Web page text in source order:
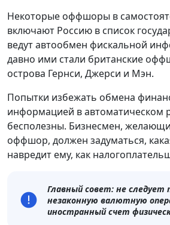
Некоторые оффшоры в
включают Россию в список
ведут автообмен фискальной
давно ими стали британские
острова Гернси, Джерси и Мэн.
Попытки избежать обмена
информацией в автоматическом
бесполезны. Бизнесмен,
оффшор, должен задуматься,
навредит ему, как
Главный совет: не следует
незаконную валютную
иностранный счет